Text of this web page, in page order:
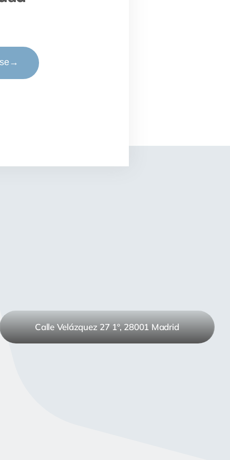
→
Calle Velázquez 27 1º, 28001 Madrid